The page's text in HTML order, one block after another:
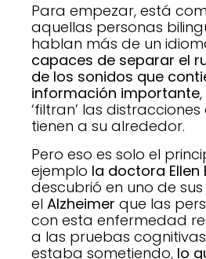
Para empezar, está
aquellas personas
hablan más de un
capaces de separar el
de los sonidos que
información importante
‘filtran’ las
tienen a su alrededor.
Pero eso es solo el
ejemplo la doctora Ellen
descubrió en uno de
el Alzheimer que las
con esta enfermedad
a las pruebas
estaba sometiendo, lo